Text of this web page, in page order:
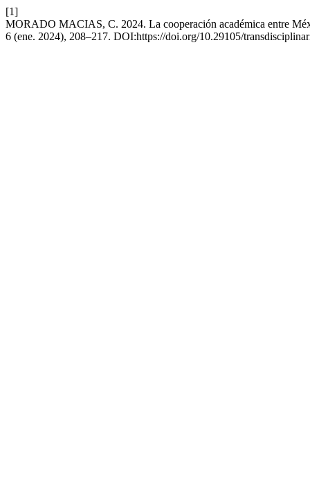
[1]
MORADO MACIAS, C. 2024. La cooperación académica entre
6 (ene. 2024), 208–217. DOI:https://doi.org/10.29105/